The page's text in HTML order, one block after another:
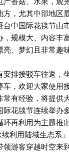
方，尤其中部地区
台中国际花毯节由
，规模大、内容丰
亮、梦幻且非常趣
安排接驳车往返，
车，欢迎大家使用
有经验，将提供
际花毯节连续举办
环再利用为主题推
利用陆域生态系
领游客穿越时空来